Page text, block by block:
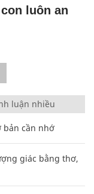
luôn an
luận nhiều
bản cần nhớ
giác bằng thơ,